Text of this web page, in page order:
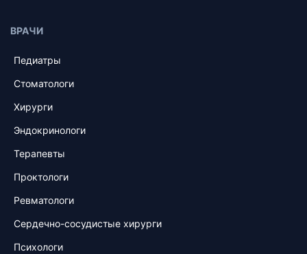
ВРАЧИ
Педиатры
Стоматологи
Хирурги
Эндокринологи
Терапевты
Проктологи
Ревматологи
Сердечно-сосудистые хирурги
Психологи